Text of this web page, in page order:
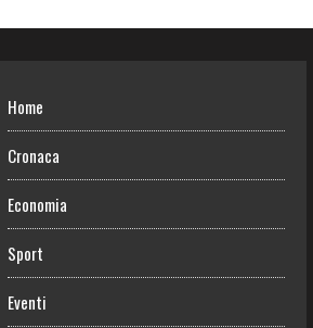
Home
Cronaca
Economia
Sport
Eventi